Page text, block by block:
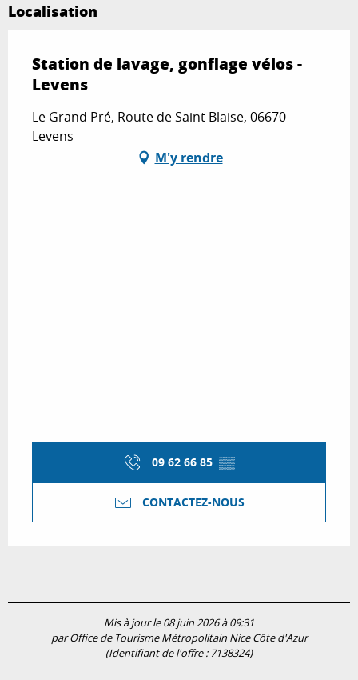
Localisation
Station de lavage, gonflage vélos -
Levens
Le Grand Pré, Route de Saint Blaise, 06670
Levens
M'y rendre
09 62 66 85 ▒▒
CONTACTEZ-NOUS
Mis à jour le 08 juin 2026 à 09:31
par Office de Tourisme Métropolitain Nice Côte d'Azur
(Identifiant de l'offre : 7138324)